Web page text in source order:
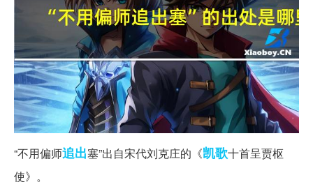
“不用偏师追出塞”出自宋代刘克庄的《凯歌十首呈贾枢
使》。